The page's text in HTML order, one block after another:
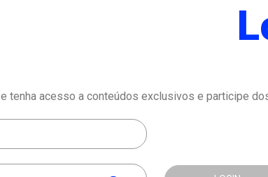
e tenha acesso a conteúdos exclusivos e participe